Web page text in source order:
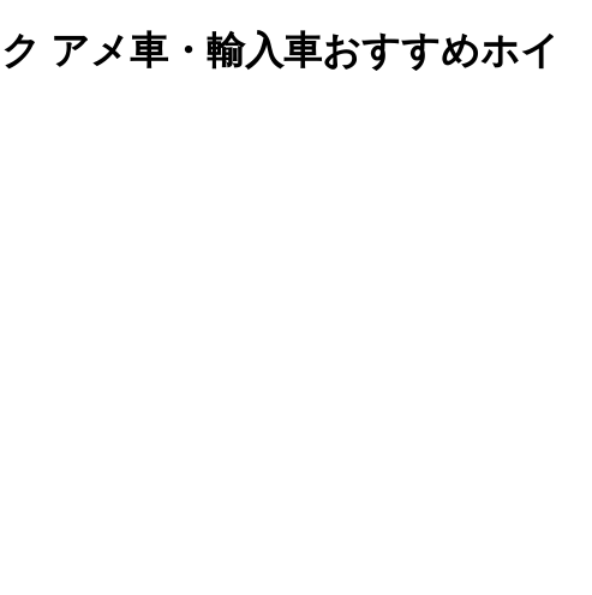
メ車・輸入車おすすめホイ